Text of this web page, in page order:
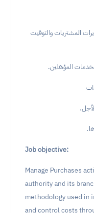
المشتريات والتوقيت
المؤهلين.
Job objective:
Manage Purchases
authority and its
methodology used in
and control costs